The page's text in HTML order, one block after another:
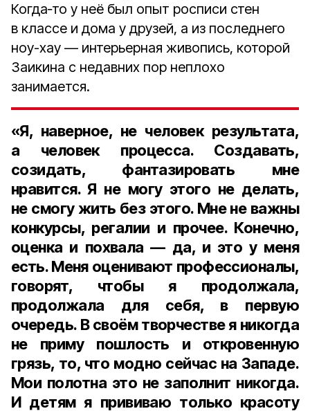
Когда‑то у неё был опыт росписи стен
в классе и дома у друзей, а из последнего
ноу-хау — интерьерная живопись, которой
Заикина с недавних пор неплохо
занимается.
«Я, наверное, не человек результата,
а человек процесса. Создавать,
созидать, фантазировать мне
нравится. Я не могу этого не делать,
не смогу жить без этого. Мне не важны
конкурсы, регалии и прочее. Конечно,
оценка и похвала — да, и это у меня
есть. Меня оценивают профессионалы,
говорят, чтобы я продолжала,
продолжала для себя, в первую
очередь. В своём творчестве я никогда
не приму пошлость и откровенную
грязь, то, что модно сейчас на Западе.
Мои полотна это не заполнит никогда.
И детям я прививаю только красоту